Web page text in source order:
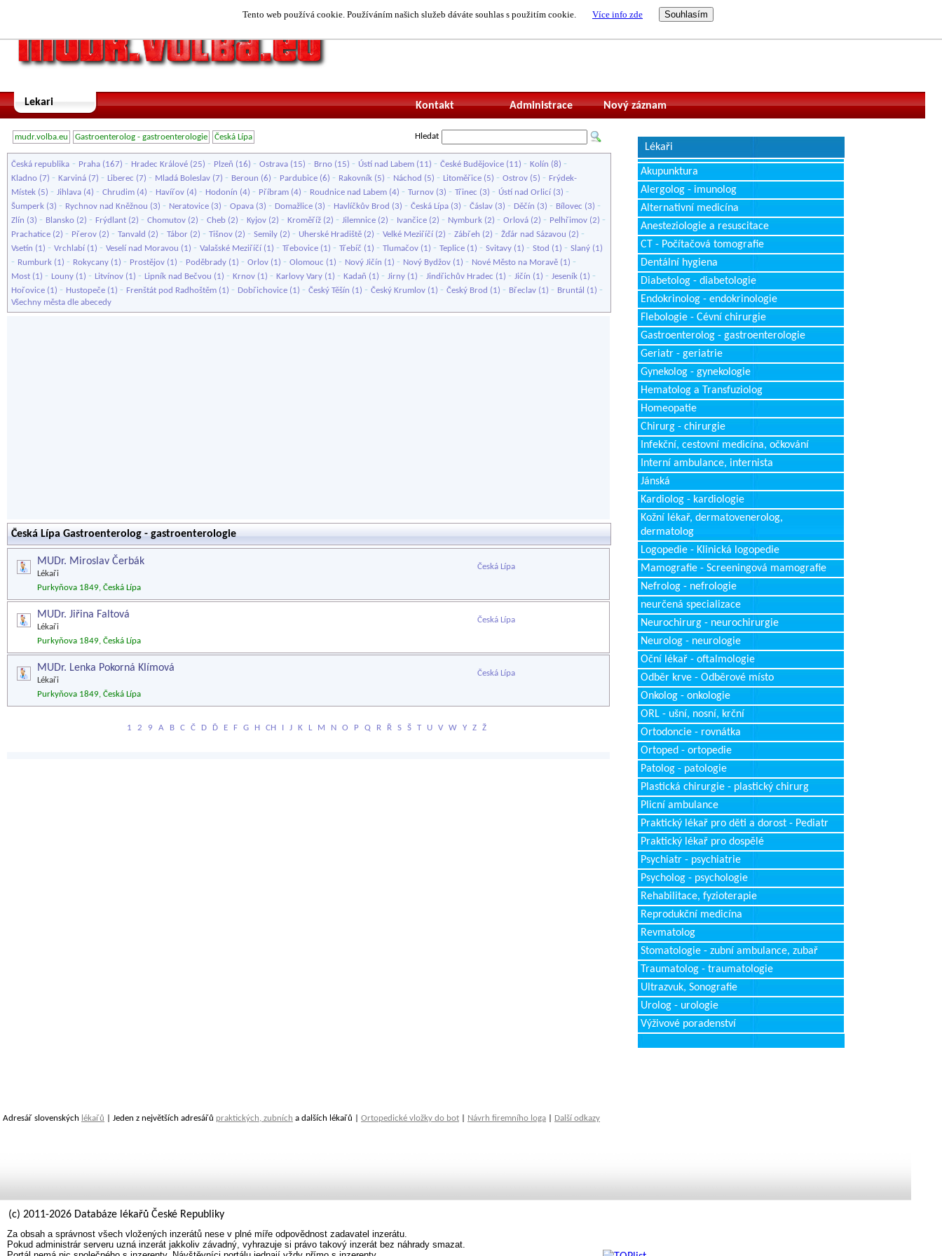
Tento web používá cookie. Používáním našich služeb dáváte souhlas s použitím cookie. Více info zde
Lekari Nový záznam
Administrace
Kontakt
mudr.volba.eu Gastroenterolog - gastroenterologie Česká Lípa Hledat
Česká republika - Praha (167) - Hradec Králové (25) - Plzeň (16) - Ostrava (15) - Brno (15) - Ústí nad Labem (11) - České Budějovice (11) - Kolín (8) -
Kladno (7) - Karviná (7) - Liberec (7) - Mladá Boleslav (7) - Beroun (6) - Pardubice (6) - Rakovník (5) - Náchod (5) - Litoměřice (5) - Ostrov (5) - Frýdek-
Místek (5) - Jihlava (4) - Chrudim (4) - Havířov (4) - Hodonín (4) - Příbram (4) - Roudnice nad Labem (4) - Turnov (3) - Třinec (3) - Ústí nad Orlicí (3) -
Šumperk (3) - Rychnov nad Kněžnou (3) - Neratovice (3) - Opava (3) - Domažlice (3) - Havlíčkův Brod (3) - Česká Lípa (3) - Čáslav (3) - Děčín (3) - Bílovec (3) -
Zlín (3) - Blansko (2) - Frýdlant (2) - Chomutov (2) - Cheb (2) - Kyjov (2) - Kroměříž (2) - Jilemnice (2) - Ivančice (2) - Nymburk (2) - Orlová (2) - Pelhřimov (2) -
Prachatice (2) - Přerov (2) - Tanvald (2) - Tábor (2) - Tišnov (2) - Semily (2) - Uherské Hradiště (2) - Velké Meziříčí (2) - Zábřeh (2) - Žďár nad Sázavou (2) -
Vsetín (1) - Vrchlabí (1) - Veselí nad Moravou (1) - Valašské Meziříčí (1) - Třebovice (1) - Třebíč (1) - Tlumačov (1) - Teplice (1) - Svitavy (1) - Stod (1) - Slaný (1)
- Rumburk (1) - Rokycany (1) - Prostějov (1) - Poděbrady (1) - Orlov (1) - Olomouc (1) - Nový Jičín (1) - Nový Bydžov (1) - Nové Město na Moravě (1) -
Most (1) - Louny (1) - Litvínov (1) - Lipník nad Bečvou (1) - Krnov (1) - Karlovy Vary (1) - Kadaň (1) - Jirny (1) - Jindřichův Hradec (1) - Jičín (1) - Jeseník (1) -
Hořovice (1) - Hustopeče (1) - Frenštát pod Radhoštěm (1) - Dobřichovice (1) - Český Těšín (1) - Český Krumlov (1) - Český Brod (1) - Břeclav (1) - Bruntál (1) -
Všechny města dle abecedy
Česká Lípa Gastroenterolog - gastroenterologie
MUDr. Miroslav Čerbák
Lékaři
Česká Lípa
Purkyňova 1849, Česká Lípa
MUDr. Jiřina Faltová
Lékaři
Česká Lípa
Purkyňova 1849, Česká Lípa
MUDr. Lenka Pokorná Klímová
Lékaři
Česká Lípa
Purkyňova 1849, Česká Lípa
1 2 9 A B C Č D Ď E F G H CH I J K L M N O P Q R Ř S Š T U V W Y Z Ž
Lékaři
Akupunktura
Alergolog - imunolog
Alternativní medicína
Anesteziologie a resuscitace
CT - Počítačová tomografie
Dentální hygiena
Diabetolog - diabetologie
Endokrinolog - endokrinologie
Flebologie - Cévní chirurgie
Gastroenterolog - gastroenterologie
Geriatr - geriatrie
Gynekolog - gynekologie
Hematolog a Transfuziolog
Homeopatie
Chirurg - chirurgie
Infekční, cestovní medicína, očkování
Interní ambulance, internista
Jánská
Kardiolog - kardiologie
Kožní lékař, dermatovenerolog,
dermatolog
Logopedie - Klinická logopedie
Mamografie - Screeningová mamografie
Nefrolog - nefrologie
neurčená specializace
Neurochirurg - neurochirurgie
Neurolog - neurologie
Oční lékař - oftalmologie
Odběr krve - Odběrové místo
Onkolog - onkologie
ORL - ušní, nosní, krční
Ortodoncie - rovnátka
Ortoped - ortopedie
Patolog - patologie
Plastická chirurgie - plastický chirurg
Plicní ambulance
Praktický lékař pro děti a dorost - Pediatr
Praktický lékař pro dospělé
Psychiatr - psychiatrie
Psycholog - psychologie
Rehabilitace, fyzioterapie
Reprodukční medicína
Revmatolog
Stomatologie - zubní ambulance, zubař
Traumatolog - traumatologie
Ultrazvuk, Sonografie
Urolog - urologie
Výživové poradenství
Adresář slovenských lékařů | Jeden z největších adresářů praktických, zubních a dalších lékařů | Ortopedické vložky do bot Návrh firemního loga Další odkazy
(c) 2011-2026 Databáze lékařů České Republiky
Za obsah a správnost všech vložených inzerátů nese v plné míře odpovědnost zadavatel inzerátu.
Pokud administrár serveru uzná inzerát jakkoliv závadný, vyhrazuje si právo takový inzerát bez náhrady smazat.